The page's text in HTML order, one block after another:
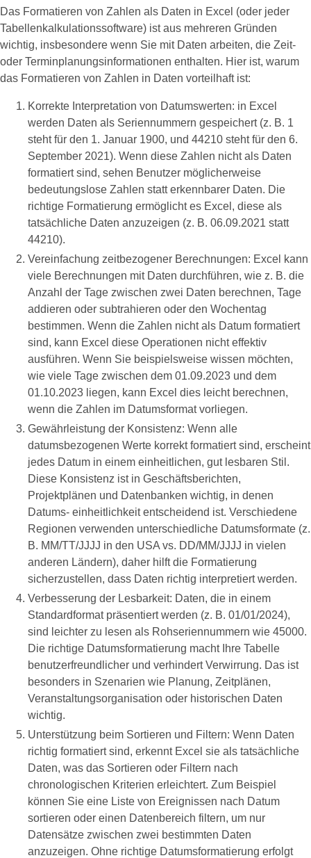
Das Formatieren von Zahlen als Daten in Excel (oder jeder
Tabellenkalkulationssoftware) ist aus mehreren Gründen
wichtig, insbesondere wenn Sie mit Daten arbeiten, die Zeit-
oder Terminplanungsinformationen enthalten. Hier ist, warum
das Formatieren von Zahlen in Daten vorteilhaft ist:
Korrekte Interpretation von Datumswerten: in Excel
werden Daten als Seriennummern gespeichert (z. B. 1
steht für den 1. Januar 1900, und 44210 steht für den 6.
September 2021). Wenn diese Zahlen nicht als Daten
formatiert sind, sehen Benutzer möglicherweise
bedeutungslose Zahlen statt erkennbarer Daten. Die
richtige Formatierung ermöglicht es Excel, diese als
tatsächliche Daten anzuzeigen (z. B. 06.09.2021 statt
44210).
Vereinfachung zeitbezogener Berechnungen: Excel kann
viele Berechnungen mit Daten durchführen, wie z. B. die
Anzahl der Tage zwischen zwei Daten berechnen, Tage
addieren oder subtrahieren oder den Wochentag
bestimmen. Wenn die Zahlen nicht als Datum formatiert
sind, kann Excel diese Operationen nicht effektiv
ausführen. Wenn Sie beispielsweise wissen möchten,
wie viele Tage zwischen dem 01.09.2023 und dem
01.10.2023 liegen, kann Excel dies leicht berechnen,
wenn die Zahlen im Datumsformat vorliegen.
Gewährleistung der Konsistenz: Wenn alle
datumsbezogenen Werte korrekt formatiert sind, erscheint
jedes Datum in einem einheitlichen, gut lesbaren Stil.
Diese Konsistenz ist in Geschäftsberichten,
Projektplänen und Datenbanken wichtig, in denen
Datums- einheitlichkeit entscheidend ist. Verschiedene
Regionen verwenden unterschiedliche Datumsformate (z.
B. MM/TT/JJJJ in den USA vs. DD/MM/JJJJ in vielen
anderen Ländern), daher hilft die Formatierung
sicherzustellen, dass Daten richtig interpretiert werden.
Verbesserung der Lesbarkeit: Daten, die in einem
Standardformat präsentiert werden (z. B. 01/01/2024),
sind leichter zu lesen als Rohseriennummern wie 45000.
Die richtige Datumsformatierung macht Ihre Tabelle
benutzerfreundlicher und verhindert Verwirrung. Das ist
besonders in Szenarien wie Planung, Zeitplänen,
Veranstaltungsorganisation oder historischen Daten
wichtig.
Unterstützung beim Sortieren und Filtern: Wenn Daten
richtig formatiert sind, erkennt Excel sie als tatsächliche
Daten, was das Sortieren oder Filtern nach
chronologischen Kriterien erleichtert. Zum Beispiel
können Sie eine Liste von Ereignissen nach Datum
sortieren oder einen Datenbereich filtern, um nur
Datensätze zwischen zwei bestimmten Daten
anzuzeigen. Ohne richtige Datumsformatierung erfolgt